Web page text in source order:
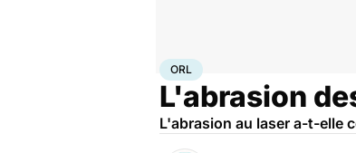
Accueil Santé
ORL
L'abrasion
L'abrasion au laser a-t-elle